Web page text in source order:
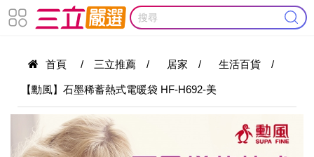
首頁 / 三立推薦 / 居家 / 生活百貨 /
【勳風】石墨稀蓄熱式電暖袋 HF-H692-美